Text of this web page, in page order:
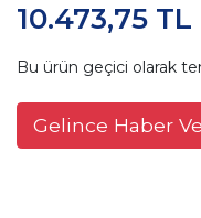
10.473,75 TL
Bu ürün geçici olarak
Gelince Haber